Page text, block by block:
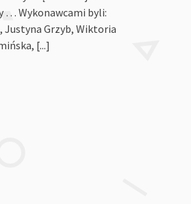
… Wykonawcami byli:
Justyna Grzyb, Wiktoria
[...]